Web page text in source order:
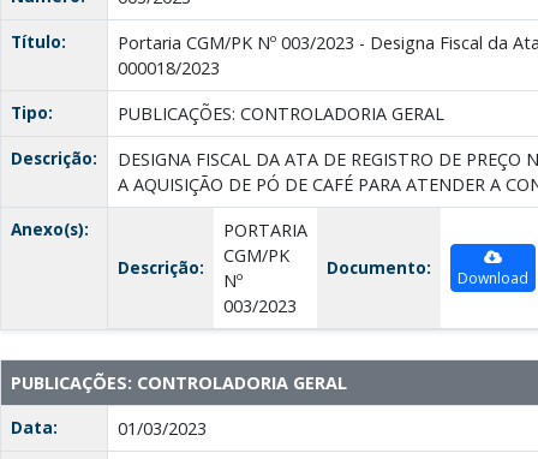
Título:
Portaria CGM/PK Nº 003/2023 - Designa Fiscal da
000018/2023
Tipo:
PUBLICAÇÕES: CONTROLADORIA GERAL
Descrição:
DESIGNA FISCAL DA ATA DE REGISTRO DE PREÇO
A AQUISIÇÃO DE PÓ DE CAFÉ PARA ATENDER A
Anexo(s):
Descrição:
PORTARIA
CGM/PK
Nº
003/2023
Documento: Download
PUBLICAÇÕES: CONTROLADORIA GERAL
Data:
01/03/2023